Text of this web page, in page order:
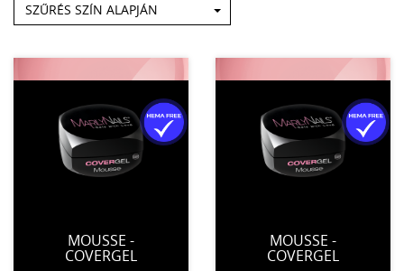
SZŰRÉS SZÍN ALAPJÁN
MOUSSE -
COVERGEL
MOUSSE -
COVERGEL